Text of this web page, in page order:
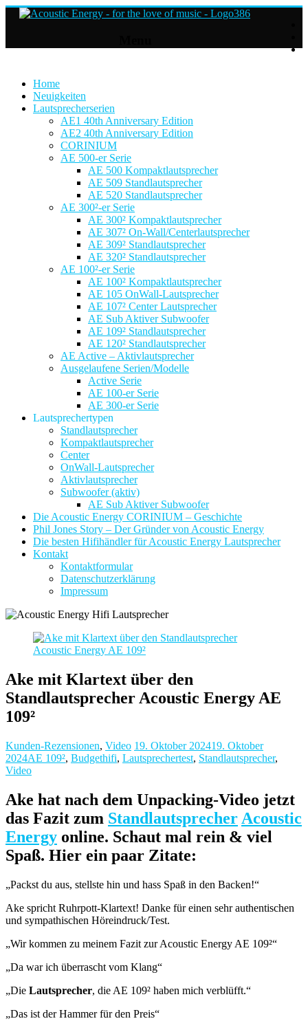
Home
Neuigkeiten
Lautsprecherserien
AE1 40th Anniversary Edition
AE2 40th Anniversary Edition
CORINIUM
AE 500-er Serie
AE 500 Kompaktlautsprecher
AE 509 Standlautsprecher
AE 520 Standlautsprecher
AE 300²-er Serie
AE 300² Kompaktlautsprecher
AE 307² On-Wall/Centerlautsprecher
AE 309² Standlautsprecher
AE 320² Standlautsprecher
AE 100²-er Serie
AE 100² Kompaktlautsprecher
AE 105 OnWall-Lautsprecher
AE 107² Center Lautsprecher
AE Sub Aktiver Subwoofer
AE 109² Standlautsprecher
AE 120² Standlautsprecher
AE Active – Aktivlautsprecher
Ausgelaufene Serien/Modelle
Active Serie
AE 100-er Serie
AE 300-er Serie
Lautsprechertypen
Standlautsprecher
Kompaktlautsprecher
Center
OnWall-Lautsprecher
Aktivlautsprecher
Subwoofer (aktiv)
AE Sub Aktiver Subwoofer
Die Acoustic Energy CORINIUM – Geschichte
Phil Jones Story – Der Gründer von Acoustic Energy
Die besten Hifihändler für Acoustic Energy Lautsprecher
Kontakt
Kontaktformular
Datenschutzerklärung
Impressum
Lautsprecher
Ake mit Klartext über den
Standlautsprecher Acoustic Energy AE
109²
Kunden-Rezensionen, Video 19. Oktober 202419. Oktober
2024AE 109², Budgethifi, Lautsprechertest, Standlautsprecher,
Video
Ake hat nach dem Unpacking-Video jetzt
das Fazit zum Standlautsprecher Acoustic
Energy online. Schaut mal rein & viel
Spaß. Hier ein paar Zitate:
„Packst du aus, stellste hin und hass Spaß in den Backen!“
Ake spricht Ruhrpott-Klartext! Danke für einen sehr authentischen
und sympathischen Höreindruck/Test.
„Wir kommen zu meinem Fazit zur Acoustic Energy AE 109²“
„Da war ich überrascht vom Klang“
„Die Lautsprecher, die AE 109² haben mich verblüfft.“
„Das ist der Hammer für den Preis“